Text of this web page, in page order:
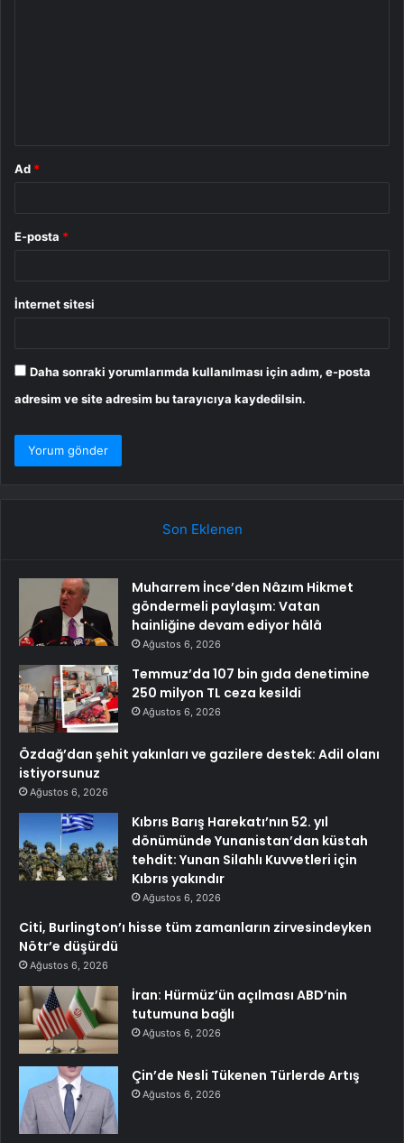
Ad *
E-posta *
İnternet sitesi
Daha sonraki yorumlarımda kullanılması için adım, e-posta
adresim ve site adresim bu tarayıcıya kaydedilsin.
Son Eklenen
Muharrem İnce’den Nâzım Hikmet
göndermeli paylaşım: Vatan
hainliğine devam ediyor hâlâ
Ağustos 6, 2026
Temmuz’da 107 bin gıda denetimine
250 milyon TL ceza kesildi
Ağustos 6, 2026
Özdağ’dan şehit yakınları ve gazilere destek: Adil olanı
istiyorsunuz
Ağustos 6, 2026
Kıbrıs Barış Harekatı’nın 52. yıl
dönümünde Yunanistan’dan küstah
tehdit: Yunan Silahlı Kuvvetleri için
Kıbrıs yakındır
Ağustos 6, 2026
Citi, Burlington’ı hisse tüm zamanların zirvesindeyken
Nötr’e düşürdü
Ağustos 6, 2026
İran: Hürmüz’ün açılması ABD’nin
tutumuna bağlı
Ağustos 6, 2026
Çin’de Nesli Tükenen Türlerde Artış
Ağustos 6, 2026